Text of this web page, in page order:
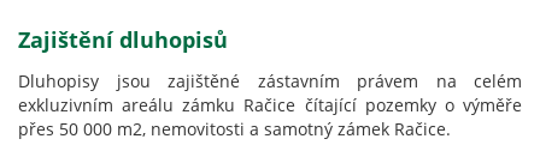
Zajištění dluhopisů
Dluhopisy jsou zajištěné zástavním právem na celém
exkluzivním areálu zámku Račice čítající pozemky o výměře
přes 50 000 m2, nemovitosti a samotný zámek Račice.